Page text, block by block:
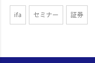
ifa セミナー 証券